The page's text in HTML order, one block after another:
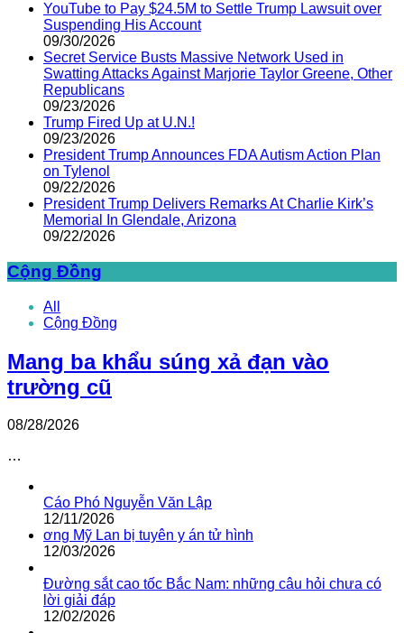
YouTube to Pay $24.5M to Settle Trump Lawsuit over
Suspending His Account
09/30/2026
Secret Service Busts Massive Network Used in
Swatting Attacks Against Marjorie Taylor Greene, Other
Republicans
09/23/2026
Trump Fired Up at U.N.!
09/23/2026
President Trump Announces FDA Autism Action Plan
on Tylenol
09/22/2026
President Trump Delivers Remarks At Charlie Kirk’s
Memorial In Glendale, Arizona
09/22/2026
Cộng Đồng
All
Cộng Đồng
Mang ba khẩu súng xả đạn vào
trường cũ
08/28/2026
…
Cáo Phó Nguyễn Văn Lập
12/11/2026
ơng Mỹ Lan bị tuyên y án tử hình
12/03/2026
Đường sắt cao tốc Bắc Nam: những câu hỏi chưa có
lời giải đáp
12/02/2026